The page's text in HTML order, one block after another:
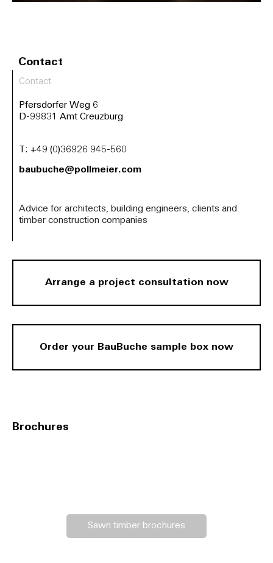
Contact
Contact
Pfersdorfer Weg 6
D-99831 Amt Creuzburg
T: +49 (0)36926 945-560
baubuche@pollmeier.com
Advice for architects, building engineers, clients and
timber construction companies
Arrange a project consultation now
Order your BauBuche sample box now
Brochures
Sawn timber brochures